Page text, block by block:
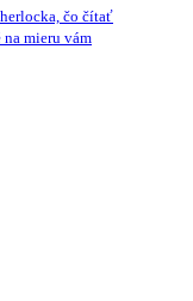
čo čítať
mieru vám